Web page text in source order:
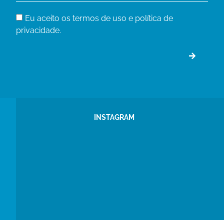
Eu aceito os termos de uso e política de
privacidade.
INSTAGRAM